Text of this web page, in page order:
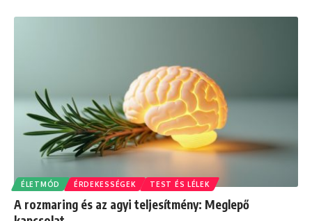
ÉLETMÓD ÉRDEKESSÉGEK TEST ÉS LÉLEK
A rozmaring és az agyi teljesítmény: Meglepő